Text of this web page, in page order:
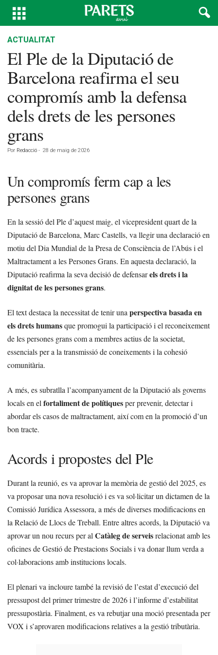
ACTUALITAT
El Ple de la Diputació de
Barcelona reafirma el seu
compromís amb la defensa
dels drets de les persones
grans
Por Redacció - 28 de maig de 2026
Un compromís ferm cap a les
persones grans
En la sessió del Ple d’aquest maig, el vicepresident quart de la
Diputació de Barcelona, Marc Castells, va llegir una declaració en
motiu del Dia Mundial de la Presa de Consciència de l’Abús i el
Maltractament a les Persones Grans. En aquesta declaració, la
Diputació reafirma la seva decisió de defensarels drets i la
dignitat de les persones grans.
El text destaca la necessitat de tenir una perspectiva basada en
els drets humansque promogui la participació i el reconeixement
de les persones grans com a membres actius de la societat,
essencials per a la transmissió de coneixements i la cohesió
comunitària.
A més, es subratlla l’acompanyament de la Diputació als governs
locals en el fortaliment de polítiquesper prevenir, detectar i
abordar els casos de maltractament, així com en la promoció d’un
bon tracte.
Acords i propostes del Ple
Durant la reunió, es va aprovar la memòria de gestió del 2025, es
va proposar una nova resolució i es va sol·licitar un dictamen de la
Comissió Jurídica Assessora, a més de diverses modificacions en
la Relació de Llocs de Treball. Entre altres acords, la Diputació va
aprovar un nou recurs per al Catàleg de serveisrelacionat amb les
oficines de Gestió de Prestacions Socials i va donar llum verda a
col·laboracions amb institucions locals.
El plenari va incloure també la revisió de l’estat d’execució del
pressupost del primer trimestre de 2026 i l’informe d’estabilitat
pressupostària. Finalment, es va rebutjar una moció presentada per
VOX i s’aprovaren modificacions relatives a la gestió tributària.